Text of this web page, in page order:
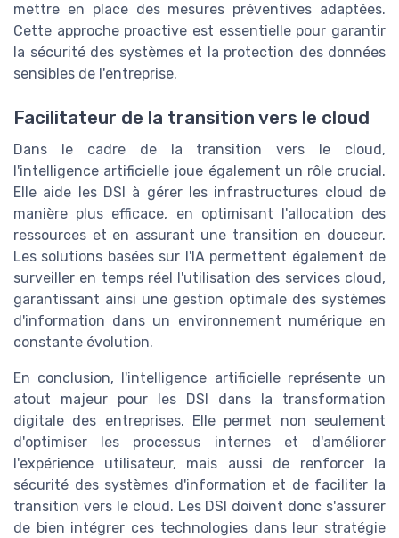
mettre en place des mesures préventives adaptées.
Cette approche proactive est essentielle pour garantir
la sécurité des systèmes et la protection des données
sensibles de l'entreprise.
Facilitateur de la transition vers le cloud
Dans le cadre de la transition vers le cloud,
l'intelligence artificielle joue également un rôle crucial.
Elle aide les DSI à gérer les infrastructures cloud de
manière plus efficace, en optimisant l'allocation des
ressources et en assurant une transition en douceur.
Les solutions basées sur l'IA permettent également de
surveiller en temps réel l'utilisation des services cloud,
garantissant ainsi une gestion optimale des systèmes
d'information dans un environnement numérique en
constante évolution.
En conclusion, l'intelligence artificielle représente un
atout majeur pour les DSI dans la transformation
digitale des entreprises. Elle permet non seulement
d'optimiser les processus internes et d'améliorer
l'expérience utilisateur, mais aussi de renforcer la
sécurité des systèmes d'information et de faciliter la
transition vers le cloud. Les DSI doivent donc s'assurer
de bien intégrer ces technologies dans leur stratégie